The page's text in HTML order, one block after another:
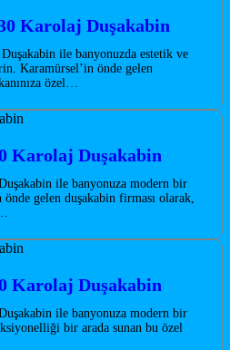
Karolaj Duşakabin
ile banyonuzda estetik ve
Karamürsel’in önde gelen
özel…
Karolaj Duşakabin
ile banyonuza modern bir
gelen duşakabin firması olarak,
Karolaj Duşakabin
ile banyonuza modern bir
bir arada sunan bu özel